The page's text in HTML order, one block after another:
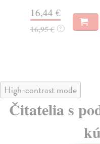
16,44 €
16,95 € ?
High-contrast mode
Čitatelia s